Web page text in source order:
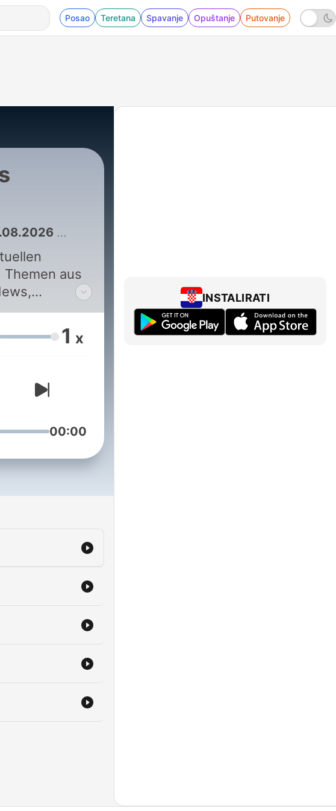
Posao Teretana Spavanje Opuštanje Putovanje
Update 21 Uhr
aus
Show, Sport
sind Sie
1 x
00:00
INSTALIRATI